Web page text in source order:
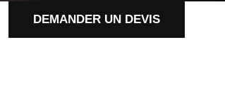
DEMANDER UN DEVIS